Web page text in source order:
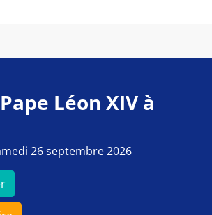
Léon XIV à
26 septembre 2026